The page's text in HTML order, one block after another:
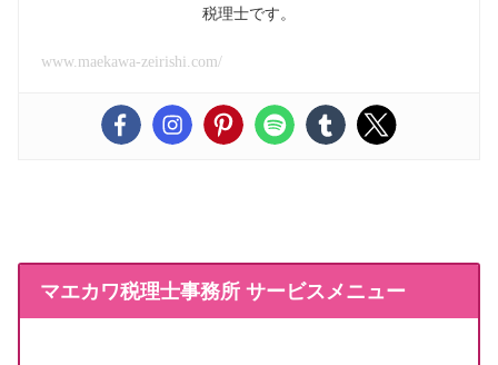
税理士です。
www.maekawa-zeirishi.com/
マエカワ税理士事務所 サービスメニュー